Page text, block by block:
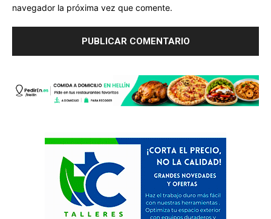
navegador la próxima vez que comente.